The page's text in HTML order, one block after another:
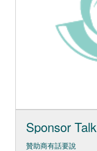
Sponsor Talk
贊助商有話要說